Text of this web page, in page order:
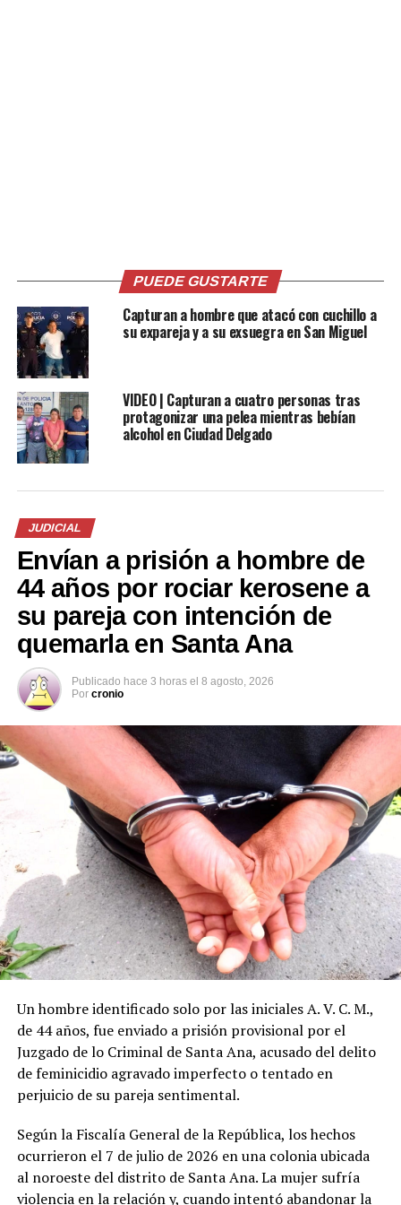
de la casa de su expareja
2 septiembre, 2019
En «Judicial»
sexualmente a una menor
19 abril, 2021
En «Judicial»
8 años de cárcel para
sexagenerario por agredir
En «Judicial»
RELATED TOPICS:
35 AÑOS DE CÁRCEL
CIUDAD DELGADO
EXPAREJA
UP NEXT
PNC captura a dos conductores ebrios en Morazán y
Sonsonate
DON'T MISS
Recién nacido es encontrado con vida tras ser
abandonado en San Sebastián Salitrillo
PUEDE GUSTARTE
Capturan a hombre que atacó con cuchillo a
su expareja y a su exsuegra en San Miguel
VIDEO | Capturan a cuatro personas tras
protagonizar una pelea mientras bebían
alcohol en Ciudad Delgado
JUDICIAL
Envían a prisión a hombre de
44 años por rociar kerosene a
su pareja con intención de
quemarla en Santa Ana
Publicado hace 3 horas el 8 agosto, 2026
Por cronio
Un hombre identificado solo por las iniciales A. V. C. M.,
de 44 años, fue enviado a prisión provisional por el
Juzgado de lo Criminal de Santa Ana, acusado del delito
de feminicidio agravado imperfecto o tentado en
perjuicio de su pareja sentimental.
Según la Fiscalía General de la República, los hechos
ocurrieron el 7 de julio de 2026 en una colonia ubicada
al noroeste del distrito de Santa Ana. La mujer sufría
violencia en la relación y, cuando intentó abandonar la